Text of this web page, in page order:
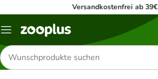
Versandkostenfrei ab 39€
Menü
Produkte
suchen